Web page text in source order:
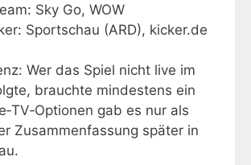
Sky Go, WOW
Sportschau (ARD), kicker.de
Wer das Spiel nicht live im
brauchte mindestens ein
gab es nur als
Zusammenfassung später in